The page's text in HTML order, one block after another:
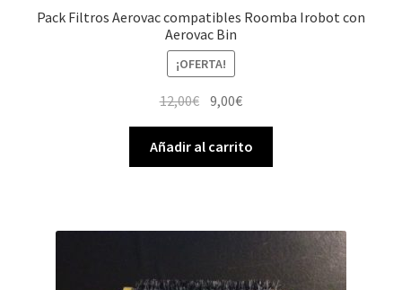
Pack Filtros Aerovac compatibles Roomba Irobot con
Aerovac Bin
¡OFERTA!
12,00€ El
precio
original
era:
9,00€El
precio
actual
es:
Añadir al carrito